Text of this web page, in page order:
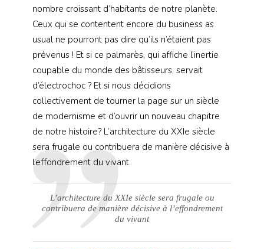
nombre croissant d’habitants de notre planète.
Ceux qui se contentent encore du business as
usual ne pourront pas dire qu’ils n’étaient pas
prévenus ! Et si ce palmarès, qui affiche l’inertie
coupable du monde des bâtisseurs, servait
d’électrochoc ? Et si nous décidions
collectivement de tourner la page sur un siècle
de modernisme et d’ouvrir un nouveau chapitre
de notre histoire? L’architecture du XXIe siècle
sera frugale ou contribuera de manière décisive à
l’effondrement du vivant.
L’architecture du XXIe siècle sera frugale ou
contribuera de manière décisive à l’effondrement
du vivant